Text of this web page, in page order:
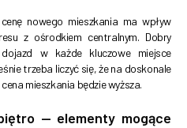
nowego mieszkania ma wpływ
z ośrodkiem centralnym. Dobry
w każde kluczowe miejsce
trzeba liczyć się, że na doskonale
mieszkania będzie wyższa.
— elementy mogące